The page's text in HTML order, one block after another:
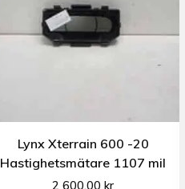
Lynx Xterrain 600 -20
Hastighetsmätare 1107 mil
2 600.00kr